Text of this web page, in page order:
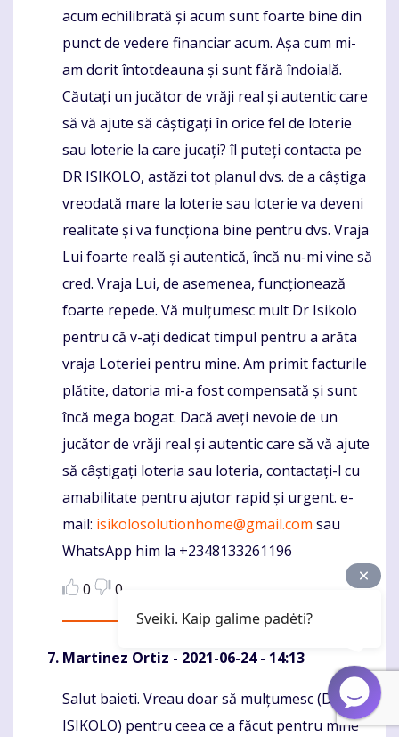
acum echilibrată și acum sunt foarte bine din
punct de vedere financiar acum. Așa cum mi-
am dorit întotdeauna și sunt fără îndoială.
Căutați un jucător de vrăji real și autentic care
să vă ajute să câștigați în orice fel de loterie
sau loterie la care jucați? îl puteți contacta pe
DR ISIKOLO, astăzi tot planul dvs. de a câștiga
vreodată mare la loterie sau loterie va deveni
realitate și va funcționa bine pentru dvs. Vraja
Lui foarte reală și autentică, încă nu-mi vine să
cred. Vraja Lui, de asemenea, funcționează
foarte repede. Vă mulțumesc mult Dr Isikolo
pentru că v-ați dedicat timpul pentru a arăta
vraja Loteriei pentru mine. Am primit facturile
plătite, datoria mi-a fost compensată și sunt
încă mega bogat. Dacă aveți nevoie de un
jucător de vrăji real și autentic care să vă ajute
să câștigați loteria sau loteria, contactați-l cu
amabilitate pentru ajutor rapid și urgent. e-
mail: isikolosolutionhome@gmail.com sau
WhatsApp him la +2348133261196
0
0
Martinez Ortiz - 2021-06-24 - 14:13
Komentaras
Salut baieti. Vreau doar să mulțumesc (DR
ISIKOLO) pentru ceea ce a făcut pentru mine
Sveiki. Kaip galime padėti?